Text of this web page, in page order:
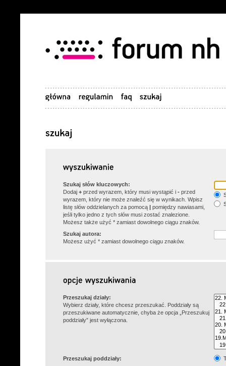
Szukaj słów kluczowych:
Dodaj + przed wyrazem, który musi wystąpić i - przed
wyrazem, który nie może znaleźć się w wynikach. Wpisz
listę słów oddzielanych za pomocą
pomiędzy nawiasami,
jeśli tylko jedno z tych słów musi zostać znalezione.
Możesz także użyć * zamiast dowolnego ciągu znaków.
Szukaj autora:
Możesz użyć * zamiast dowolnego ciągu znaków.
Przeszukaj działy:
Wybierz działy, które chcesz przeszukać. Poddziały są
przeszukiwane automatycznie, chyba że opcja „Przeszukuj
poddziały” jest wyłączona.
Przeszukaj poddziały: